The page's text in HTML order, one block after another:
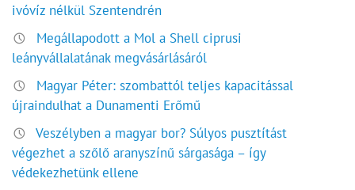
ivóvíz nélkül Szentendrén
Megállapodott a Mol a Shell ciprusi
leányvállalatának megvásárlásáról
Magyar Péter: szombattól teljes kapacitással
újraindulhat a Dunamenti Erőmű
Veszélyben a magyar bor? Súlyos pusztítást
végezhet a szőlő aranyszínű sárgasága – így
védekezhetünk ellene